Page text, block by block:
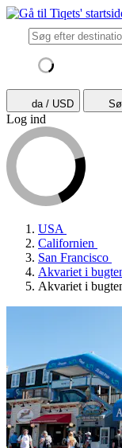
da / USD
Log ind
USA
Californien
San Francisco
Akvariet i
Akvariet i